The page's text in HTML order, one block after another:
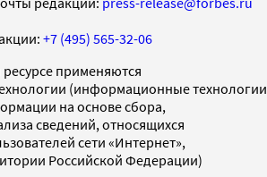
+7 (495) 565-32-06
применяются
(информационные технологии
на основе сбора,
сведений, относящихся
сети «Интернет»,
Российской Федерации)